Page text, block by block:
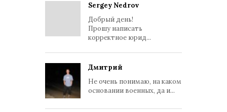
Sergey Nedrov
Добрый день!
Прошу написать
корректное юрид...
Дмитрий
Не очень понимаю, на каком
основании военных, да и...